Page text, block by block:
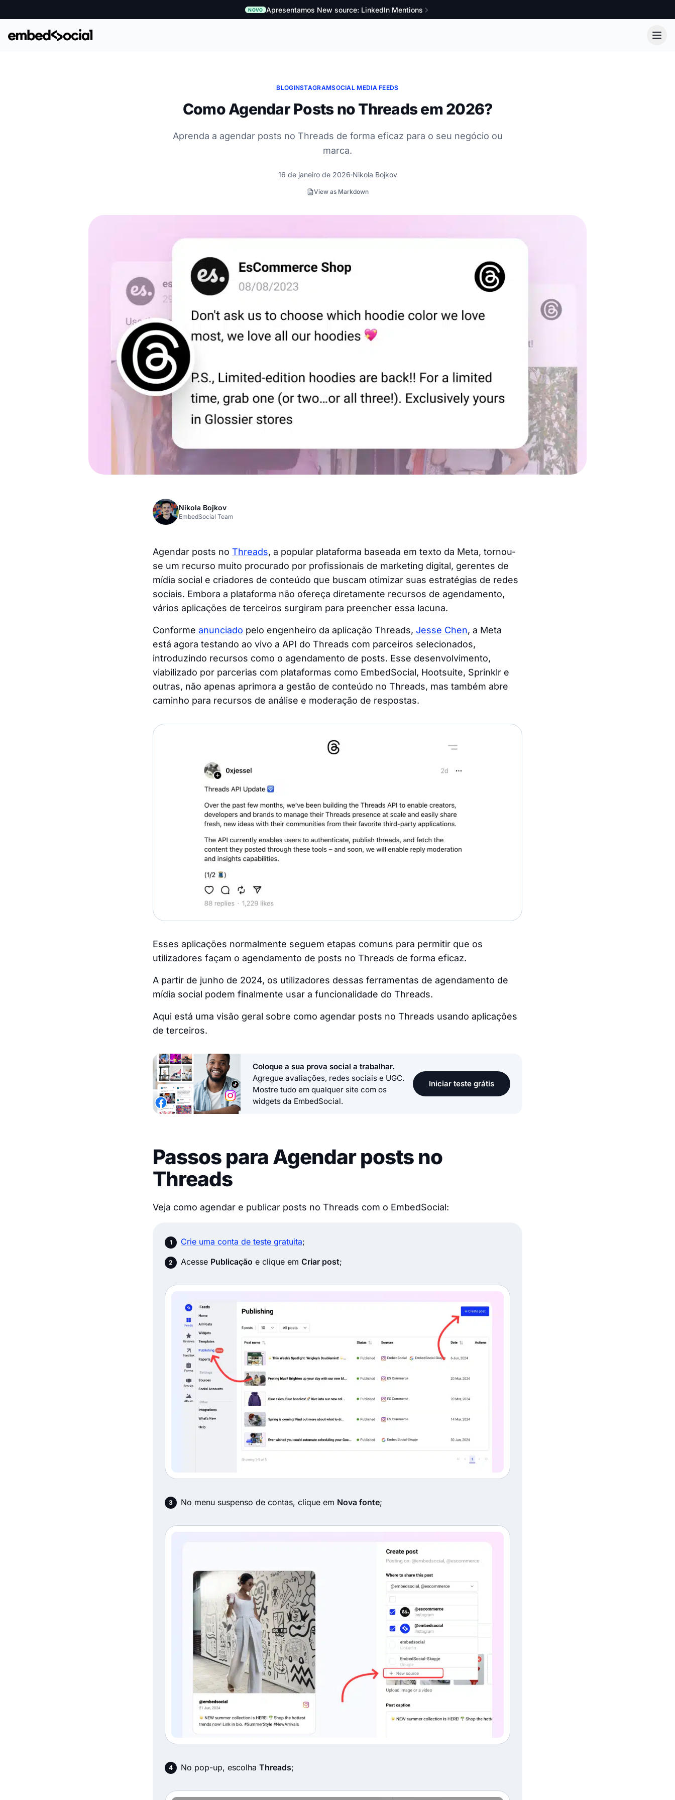
NOVO Apresentamos New source: LinkedIn Mentions
BLOGINSTAGRAMSOCIAL MEDIA FEEDS
Como Agendar Posts no Threads em 2026?
Aprenda a agendar posts no Threads de forma eficaz para o seu negócio ou
marca.
16 de janeiro de 2026 Nikola Bojkov
View as Markdown
Nikola Bojkov
EmbedSocial Team
Agendar posts no Threads, a popular plataforma baseada em texto da Meta, tornou-
se um recurso muito procurado por profissionais de marketing digital, gerentes de
mídia social e criadores de conteúdo que buscam otimizar suas estratégias de redes
sociais. Embora a plataforma não ofereça diretamente recursos de agendamento,
vários aplicações de terceiros surgiram para preencher essa lacuna.
Conforme anunciado pelo engenheiro da aplicação Threads, Jesse Chen, a Meta
está agora testando ao vivo a API do Threads com parceiros selecionados,
introduzindo recursos como o agendamento de posts. Esse desenvolvimento,
viabilizado por parcerias com plataformas como EmbedSocial, Hootsuite, Sprinklr e
outras, não apenas aprimora a gestão de conteúdo no Threads, mas também abre
caminho para recursos de análise e moderação de respostas.
Esses aplicações normalmente seguem etapas comuns para permitir que os
utilizadores façam o agendamento de posts no Threads de forma eficaz.
A partir de junho de 2024, os utilizadores dessas ferramentas de agendamento de
mídia social podem finalmente usar a funcionalidade do Threads.
Aqui está uma visão geral sobre como agendar posts no Threads usando aplicações
de terceiros.
Coloque a sua prova social a trabalhar.
Agregue avaliações, redes sociais e UGC.
Mostre tudo em qualquer site com os
widgets da EmbedSocial.
Iniciar teste grátis
Passos para Agendar posts no
Threads
Veja como agendar e publicar posts no Threads com o EmbedSocial:
Crie uma conta de teste gratuita;
Acesse Publicação e clique em Criar post;
No menu suspenso de contas, clique em Nova fonte;
No pop-up, escolha Threads;